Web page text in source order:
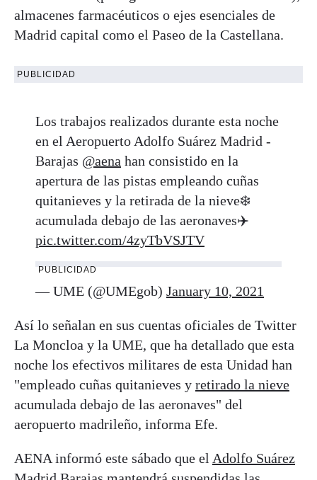
almacenes farmacéuticos o ejes esenciales de
Madrid capital como el Paseo de la Castellana.
PUBLICIDAD
Los trabajos realizados durante esta noche
en el Aeropuerto Adolfo Suárez Madrid -
Barajas @aena han consistido en la
apertura de las pistas empleando cuñas
quitanieves y la retirada de la nieve❄️
acumulada debajo de las aeronaves✈️
pic.twitter.com/4zyTbVSJTV
PUBLICIDAD
— UME (@UMEgob) January 10, 2021
Así lo señalan en sus cuentas oficiales de Twitter
La Moncloa y la UME, que ha detallado que esta
noche los efectivos militares de esta Unidad han
"empleado cuñas quitanieves y retirado la nieve
acumulada debajo de las aeronaves" del
aeropuerto madrileño, informa Efe.
AENA informó este sábado que el Adolfo Suárez